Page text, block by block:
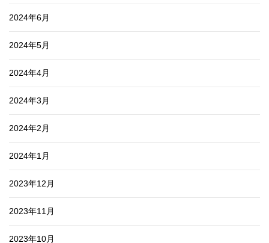
2024年6月
2024年5月
2024年4月
2024年3月
2024年2月
2024年1月
2023年12月
2023年11月
2023年10月